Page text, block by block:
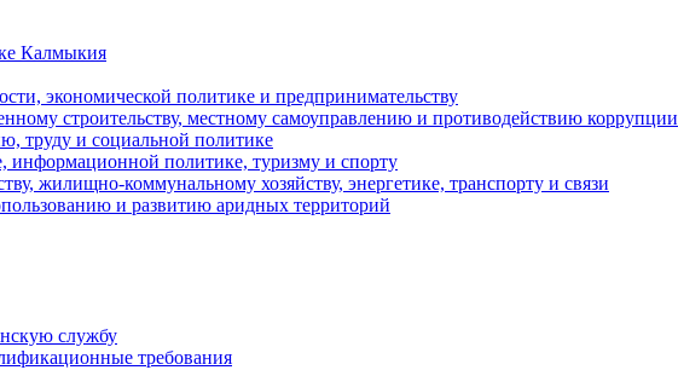
Калмыкия
экономической политике и предпринимательству
строительству, местному самоуправлению и противодействию коррупции
труду и социальной политике
информационной политике, туризму и спорту
жилищно-коммунальному хозяйству, энергетике, транспорту и связи
и развитию аридных территорий
службу
требования